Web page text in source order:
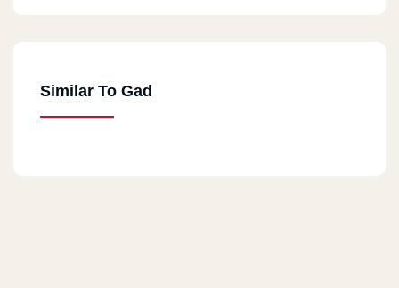
Similar To Gad